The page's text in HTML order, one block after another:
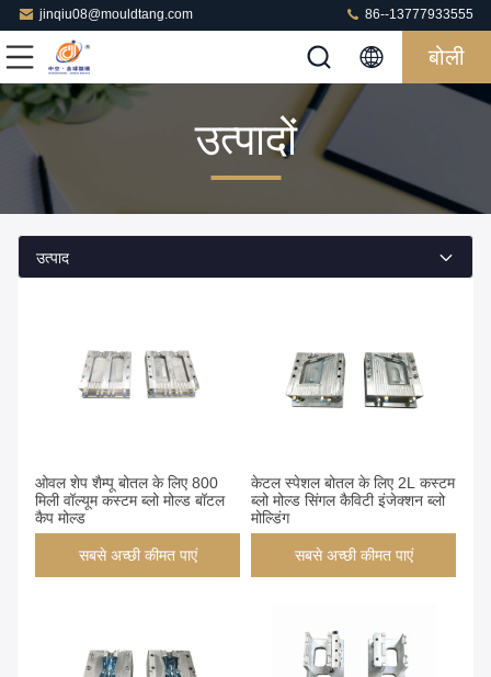
jinqiu08@mouldtang.com 86--13777933555
बोली
उत्पादों
उत्पाद
ओवल शेप शैम्पू बोतल के लिए 800
मिली वॉल्यूम कस्टम ब्लो मोल्ड बॉटल
कैप मोल्ड
सबसे अच्छी कीमत पाएं
केटल स्पेशल बोतल के लिए 2L कस्टम
ब्लो मोल्ड सिंगल कैविटी इंजेक्शन ब्लो
मोल्डिंग
सबसे अच्छी कीमत पाएं